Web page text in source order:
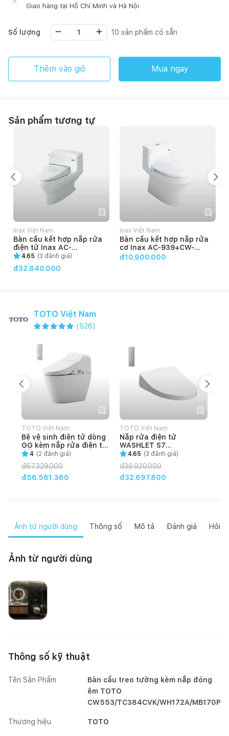
Giao hàng tại Hồ Chí Minh và Hà Nội
Số lượng 10 sản phẩm có sẵn
Thêm vào giỏ Mua ngay
Sản phẩm tương tự
Inax Việt Nam
Bàn cầu kết hợp nắp rửa
điện tử Inax AC-
4005+CW-KB22AVN
4.65 (3 đánh giá)
đ32.840.000
Inax Việt Nam
Bàn cầu kết hợp nắp rửa
cơ Inax AC-939+CW-
S32VN
đ10.900.000
TOTO Việt Nam
(526)
TOTO Việt Nam
Bệ vệ sinh điện tử dòng
GG kèm nắp rửa điện tử
bồn cầu
C971/TCF9433A
4 (2 đánh giá)
đ67.329.000
đ56.561.360
TOTO Việt Nam
Nắp rửa điện tử
WASHLET S7
(TCF4911Z)
4.65 (3 đánh giá)
đ38.920.000
đ32.697.800
Ảnh từ người dùng Thông số Mô tả Đánh giá Hỏi
Ảnh từ người dùng
Mai Mốc
Thông số kỹ thuật
Tên Sản Phẩm
Bàn cầu treo tường kèm nắp đóng
êm TOTO
CW553/TC384CVK/WH172A/MB170P
Thương hiệu TOTO